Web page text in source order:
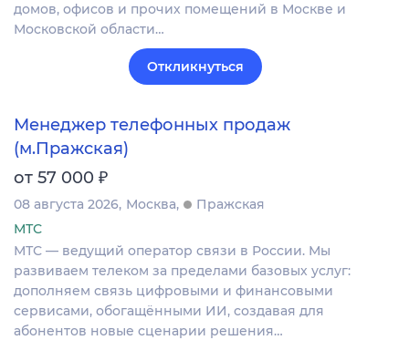
домов, офисов и прочих помещений в Москве и
Московской области…
Откликнуться
Менеджер телефонных продаж
(м.Пражская)
от 57 000 ₽
08 августа 2026 Москва
Пражская
МТС
МТС — ведущий оператор связи в России. Мы
развиваем телеком за пределами базовых услуг:
дополняем связь цифровыми и финансовыми
сервисами, обогащёнными ИИ, создавая для
абонентов новые сценарии решения…